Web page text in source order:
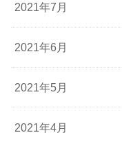
2021年7月
2021年6月
2021年5月
2021年4月